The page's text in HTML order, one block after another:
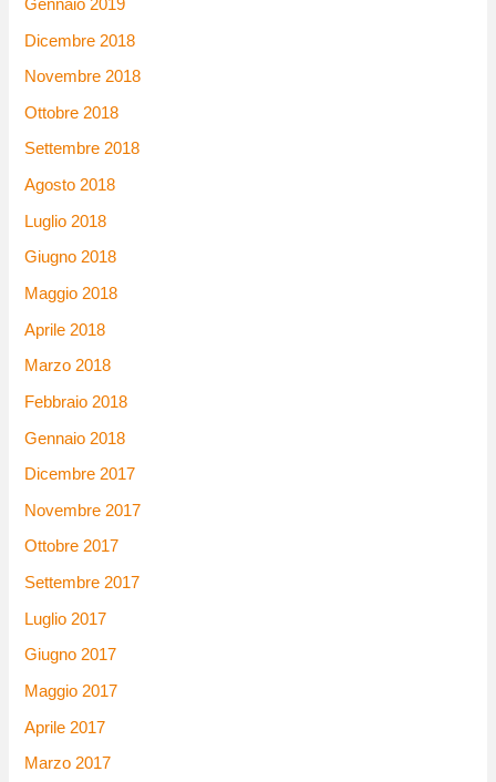
Gennaio 2019
Dicembre 2018
Novembre 2018
Ottobre 2018
Settembre 2018
Agosto 2018
Luglio 2018
Giugno 2018
Maggio 2018
Aprile 2018
Marzo 2018
Febbraio 2018
Gennaio 2018
Dicembre 2017
Novembre 2017
Ottobre 2017
Settembre 2017
Luglio 2017
Giugno 2017
Maggio 2017
Aprile 2017
Marzo 2017